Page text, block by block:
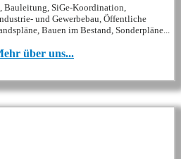
Bauleitung, SiGe-Koordination,
und Gewerbebau, Öffentliche
Bauen im Bestand, Sonderpläne...
über uns...